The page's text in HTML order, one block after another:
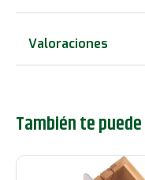
Valoraciones
También te puede